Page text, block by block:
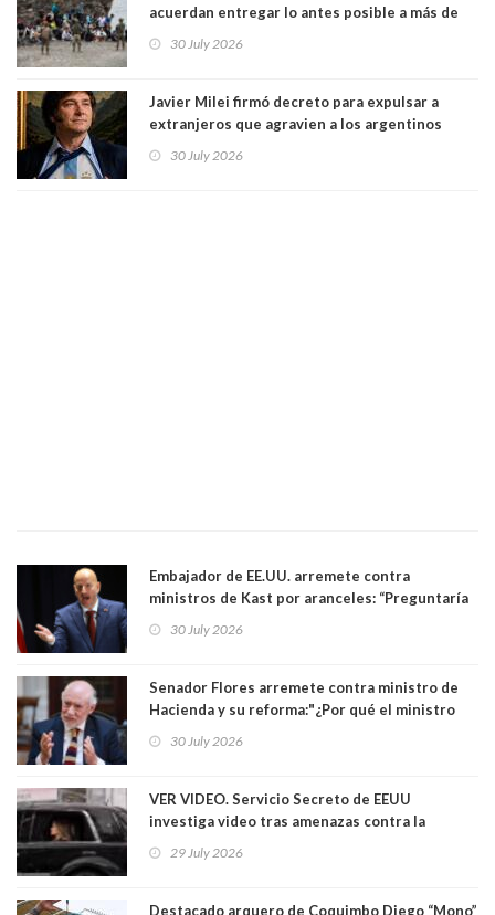
acuerdan entregar lo antes posible a más de
avalancha y de manera irregular a territorio
30 July 2026
Javier Milei firmó decreto para expulsar a
extranjeros que agravien a los argentinos
30 July 2026
Embajador de EE.UU. arremete contra
ministros de Kast por aranceles: “Preguntaría
Yo diría que no”
30 July 2026
Senador Flores arremete contra ministro de
Hacienda y su reforma:"¿Por qué el ministro
más ricos, pasándole la aplanadora a los
30 July 2026
VER VIDEO. Servicio Secreto de EEUU
investiga video tras amenazas contra la
29 July 2026
Destacado arquero de Coquimbo Diego “Mono”